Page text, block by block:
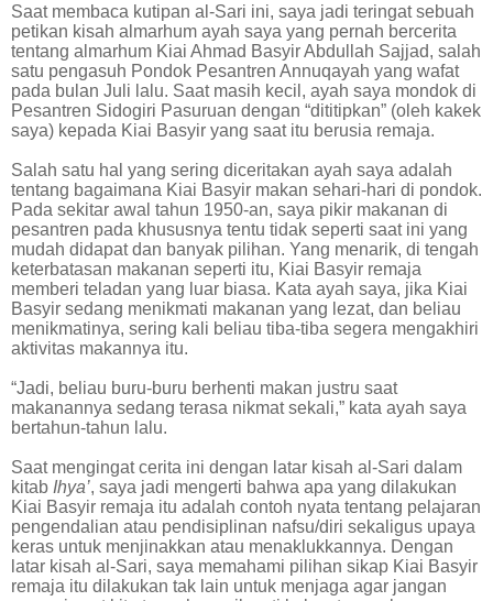
Saat membaca kutipan al-Sari ini, saya jadi teringat sebuah
petikan kisah almarhum ayah saya yang pernah bercerita
tentang almarhum Kiai Ahmad Basyir Abdullah Sajjad, salah
satu pengasuh Pondok Pesantren Annuqayah yang wafat
pada bulan Juli lalu. Saat masih kecil, ayah saya mondok di
Pesantren Sidogiri Pasuruan dengan “dititipkan” (oleh kakek
saya) kepada Kiai Basyir yang saat itu berusia remaja.
Salah satu hal yang sering diceritakan ayah saya adalah
tentang bagaimana Kiai Basyir makan sehari-hari di pondok.
Pada sekitar awal tahun 1950-an, saya pikir makanan di
pesantren pada khususnya tentu tidak seperti saat ini yang
mudah didapat dan banyak pilihan. Yang menarik, di tengah
keterbatasan makanan seperti itu, Kiai Basyir remaja
memberi teladan yang luar biasa. Kata ayah saya, jika Kiai
Basyir sedang menikmati makanan yang lezat, dan beliau
menikmatinya, sering kali beliau tiba-tiba segera mengakhiri
aktivitas makannya itu.
“Jadi, beliau buru-buru berhenti makan justru saat
makanannya sedang terasa nikmat sekali,” kata ayah saya
bertahun-tahun lalu.
Saat mengingat cerita ini dengan latar kisah al-Sari dalam
kitab Ihya’, saya jadi mengerti bahwa apa yang dilakukan
Kiai Basyir remaja itu adalah contoh nyata tentang pelajaran
pengendalian atau pendisiplinan nafsu/diri sekaligus upaya
keras untuk menjinakkan atau menaklukkannya. Dengan
latar kisah al-Sari, saya memahami pilihan sikap Kiai Basyir
remaja itu dilakukan tak lain untuk menjaga agar jangan